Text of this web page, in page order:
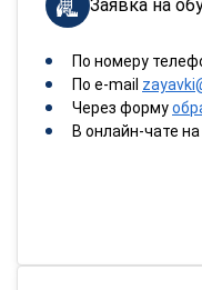
Заявка на
По номеру
По e-mail
Через форму
В онлайн-чате